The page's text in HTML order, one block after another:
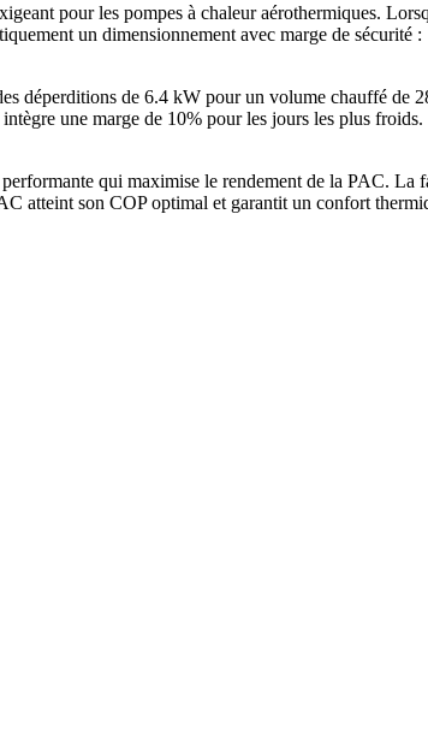
pour les pompes à chaleur aérothermiques.
un dimensionnement avec marge de
déperditions de 6.4 kW pour un volume chauffé
une marge de 10% pour les jours les plus
qui maximise le rendement de la PAC. La
atteint son COP optimal et garantit un confort